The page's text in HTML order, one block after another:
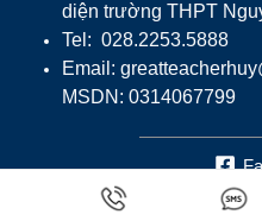
diện trường THPT
Tel: 028.2253.5888
Email:
MSDN: 0314067799